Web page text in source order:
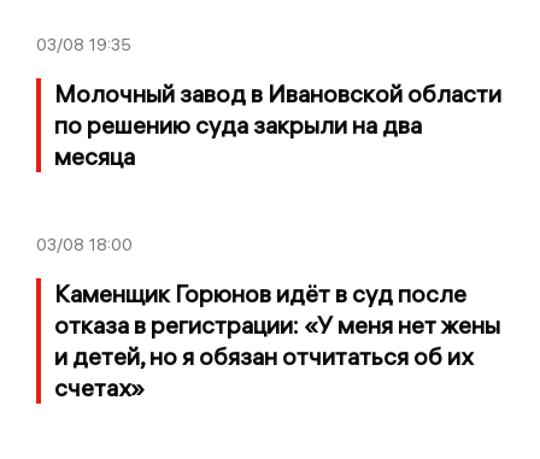
03/08 19:35
Молочный завод в Ивановской области
по решению суда закрыли на два
месяца
03/08 18:00
Каменщик Горюнов идёт в суд после
отказа в регистрации: «У меня нет жены
и детей, но я обязан отчитаться об их
счетах»